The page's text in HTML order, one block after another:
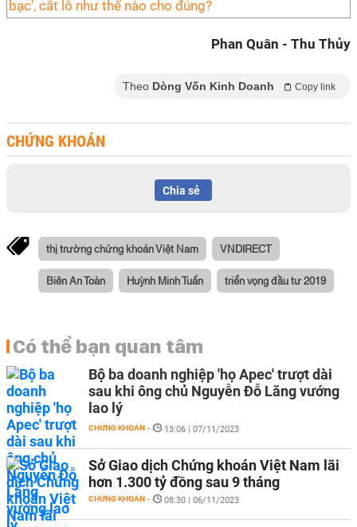
bạc', cắt lỗ như thế nào cho đúng?
Phan Quân - Thu Thủy
Theo Dòng Vốn Kinh Doanh Copy link
CHỨNG KHOÁN
Chia sẻ
thị trường chứng khoán Việt Nam VNDIRECT
Biên An Toàn Huỳnh Minh Tuấn triển vọng đầu tư 2019
Có thể bạn quan tâm
Bộ ba doanh nghiệp 'họ Apec' trượt dài
sau khi ông chủ Nguyễn Đỗ Lăng vướng
lao lý
CHỨNG KHOÁN - 13:06 | 07/11/2023
Sở Giao dịch Chứng khoán Việt Nam lãi
hơn 1.300 tỷ đồng sau 9 tháng
CHỨNG KHOÁN - 08:30 | 06/11/2023